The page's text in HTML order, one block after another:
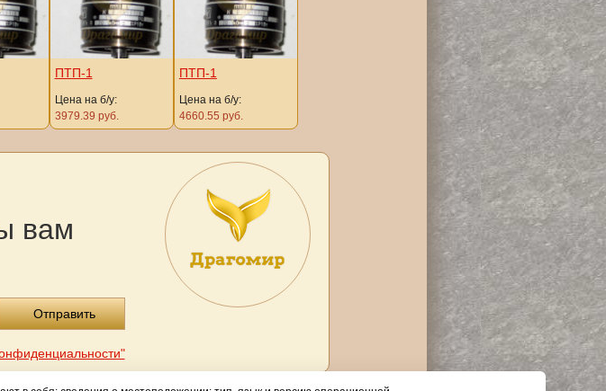
ПТП-1
Цена на б/у:
3979.39 руб.
ПТП-1
Цена на б/у:
4660.55 руб.
вам